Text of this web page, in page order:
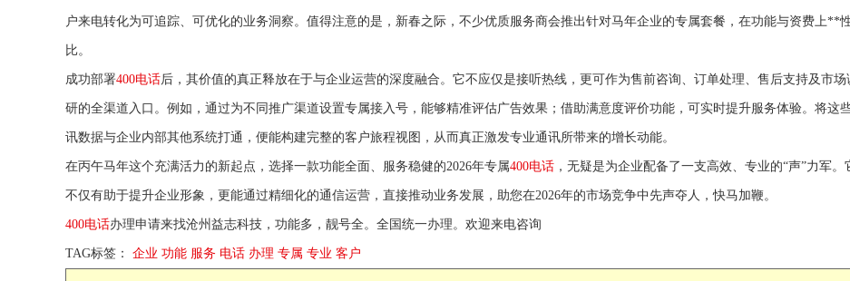
户来电转化为可追踪、可优化的业务洞察。值得注意的是，新春之际，不少优质服务商会推出针对马年企业的专属套餐，在功能与资费上**
比。
成功部署400电话后，其价值的真正释放在于与企业运营的深度融合。它不应仅是接听热线，更可作为售前咨询、订单处理、售后支持及市场
研的全渠道入口。例如，通过为不同推广渠道设置专属接入号，能够精准评估广告效果；借助满意度评价功能，可实时提升服务体验。将这
讯数据与企业内部其他系统打通，便能构建完整的客户旅程视图，从而真正激发专业通讯所带来的增长动能。
在丙午马年这个充满活力的新起点，选择一款功能全面、服务稳健的2026年专属400电话 ，无疑是为企业配备了一支高效、专业的“声”力军。
不仅有助于提升企业形象，更能通过精细化的通信运营，直接推动业务发展，助您在2026年的市场竞争中先声夺人，快马加鞭。
400电话办理申请来找沧州益志科技，功能多，靓号全。全国统一办理。欢迎来电咨询
TAG标签： 企业 功能 服务 电话 办理 专属 专业 客户